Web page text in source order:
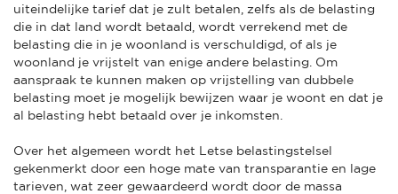
uiteindelijke tarief dat je zult betalen, zelfs als de belasting
die in dat land wordt betaald, wordt verrekend met de
belasting die in je woonland is verschuldigd, of als je
woonland je vrijstelt van enige andere belasting. Om
aanspraak te kunnen maken op vrijstelling van dubbele
belasting moet je mogelijk bewijzen waar je woont en dat je
al belasting hebt betaald over je inkomsten.
Over het algemeen wordt het Letse belastingstelsel
gekenmerkt door een hoge mate van transparantie en lage
tarieven, wat zeer gewaardeerd wordt door de massa